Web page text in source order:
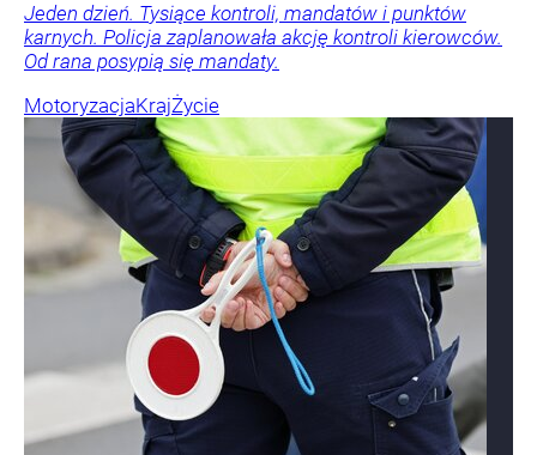
Jeden dzień. Tysiące kontroli, mandatów i punktów
karnych. Policja zaplanowała akcję kontroli kierowców.
Od rana posypią się mandaty.
MotoryzacjaKrajŻycie